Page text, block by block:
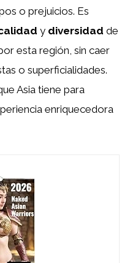
o prejuicios. Es
y diversidad de
esta región, sin caer
o superficialidades.
Asia tiene para
enriquecedora